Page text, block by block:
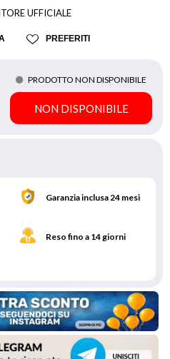
UFFICIALE
PREFERITI
PRODOTTO NON DISPONIBILE
NON DISPONIBILE
Garanzia inclusa 24 mesi
Reso fino a 14 giorni